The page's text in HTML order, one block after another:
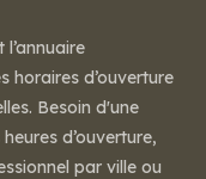
horaires d’ouverture
Besoin d'une
d’ouverture,
par ville ou